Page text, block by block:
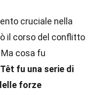
cruciale nella
il corso del conflitto
cosa fu
fu una serie di
forze